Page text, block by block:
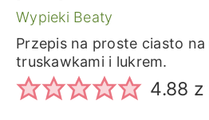
Wypieki Beaty
Przepis na proste ciasto na
truskawkami i lukrem.
4.88 z